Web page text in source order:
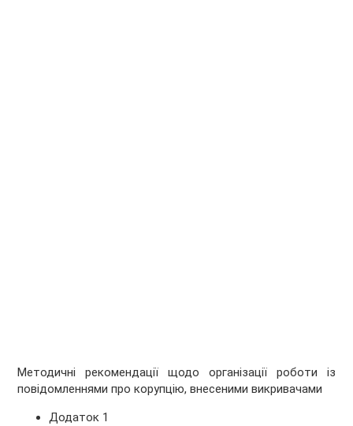
Методичні рекомендації щодо організації роботи із
повідомленнями про корупцію, внесеними викривачами
Додаток 1